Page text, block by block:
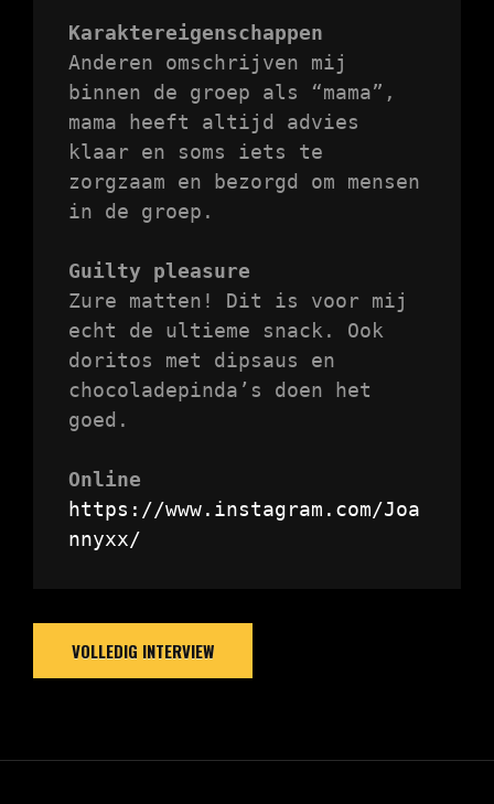
Karaktereigenschappen
Anderen omschrijven mij
binnen de groep als “mama”,
mama heeft altijd advies
klaar en soms iets te
zorgzaam en bezorgd om mensen
in de groep.
Guilty pleasure
Zure matten! Dit is voor mij
echt de ultieme snack. Ook
doritos met dipsaus en
chocoladepinda’s doen het
goed.
Online
https://www.instagram.com/Joa
nnyxx/
VOLLEDIG INTERVIEW